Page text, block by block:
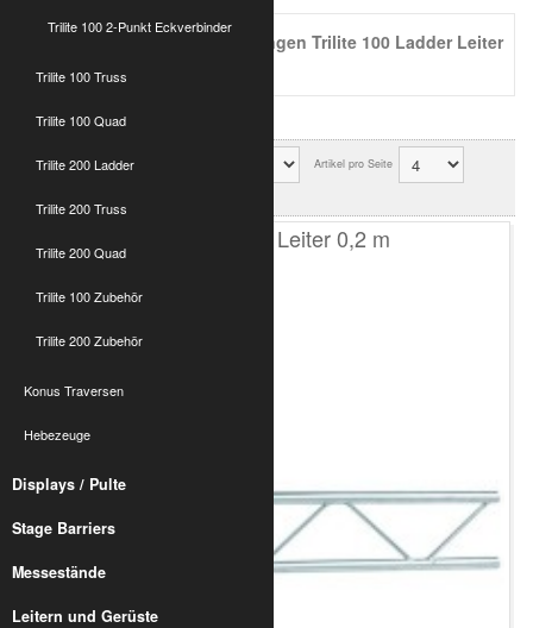
Trilite 100 2-Punkt Eckverbinder
Trilite 100 Truss
Trilite 100 Quad
Trilite 200 Ladder
Trilite 200 Truss
Trilite 200 Quad
Trilite 100 Zubehör
Trilite 200 Zubehör
Konus Traversen
Hebezeuge
Displays / Pulte
Stage Barriers
Messestände
Leitern und Gerüste
2 Punkt Traversen-Längen Trilite 100 Ladder Leiter
Sortierung Artikel pro Seite
T100 2-Punkt Leiter 0,2 m